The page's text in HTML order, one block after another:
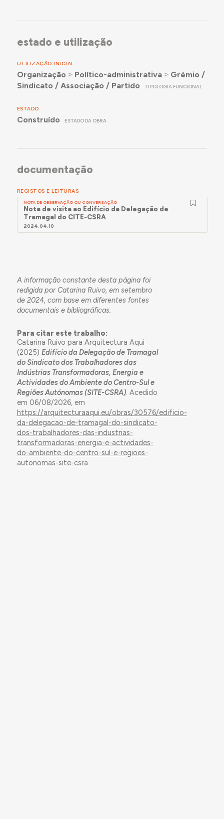
estado e utilização
UTILIZAÇÃO INICIAL
Organização ˃ Político-administrativa˃ Grémio /
Sindicato / Associação / Partido
TIPOLOGIA FUNCIONAL
ESTADO
Construído ESTADO DA OBRA
documentação
REGISTOS E LEITURAS
NOTA DE OBSERVAÇÃO OU CONVERSAÇÃO
Nota de visita ao Edifício da Delegação de
Tramagal do CITE-CSRA
2024.04.10
A informação constante desta página foi
redigida por Catarina Ruivo, em setembro
de 2024, com base em diferentes fontes
documentais e bibliográficas.
Para citar este trabalho:
Catarina Ruivo para Arquitectura Aqui
(2025) Edifício da Delegação de Tramagal
do Sindicato dos Trabalhadores das
Indústrias Transformadoras, Energia e
Actividades do Ambiente do Centro-Sul e
Regiões Autónomas (SITE-CSRA). Acedido
em 06/08/2026, em
https://arquitecturaaqui.eu/obras/30576/edificio-
da-delegacao-de-tramagal-do-sindicato-
dos-trabalhadores-das-industrias-
transformadoras-energia-e-actividades-
do-ambiente-do-centro-sul-e-regioes-
autonomas-site-csra